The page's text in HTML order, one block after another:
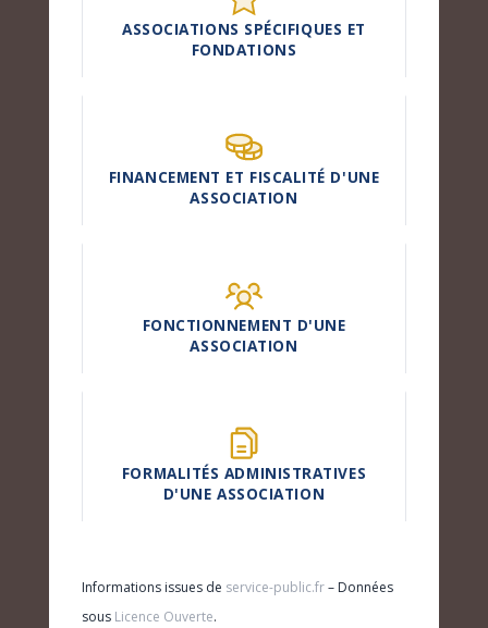
ASSOCIATIONS SPÉCIFIQUES ET
FONDATIONS
FINANCEMENT ET FISCALITÉ D'UNE
ASSOCIATION
FONCTIONNEMENT D'UNE
ASSOCIATION
FORMALITÉS ADMINISTRATIVES
D'UNE ASSOCIATION
Informations issues de service-public.fr– Données
sous Licence Ouverte.